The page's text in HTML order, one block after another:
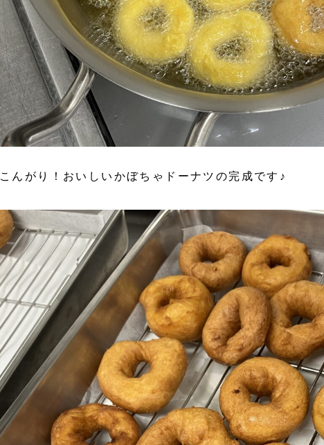
こんがり！おいしいかぼちゃドーナツの完成です♪